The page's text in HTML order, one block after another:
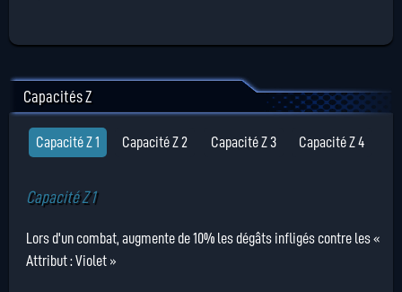
Capacités Z
Capacité Z 1 Capacité Z 2 Capacité Z 3 Capacité Z 4
Capacité Z 1
Lors d'un combat, augmente de 10% les dégâts infligés contre les «
Attribut : Violet »